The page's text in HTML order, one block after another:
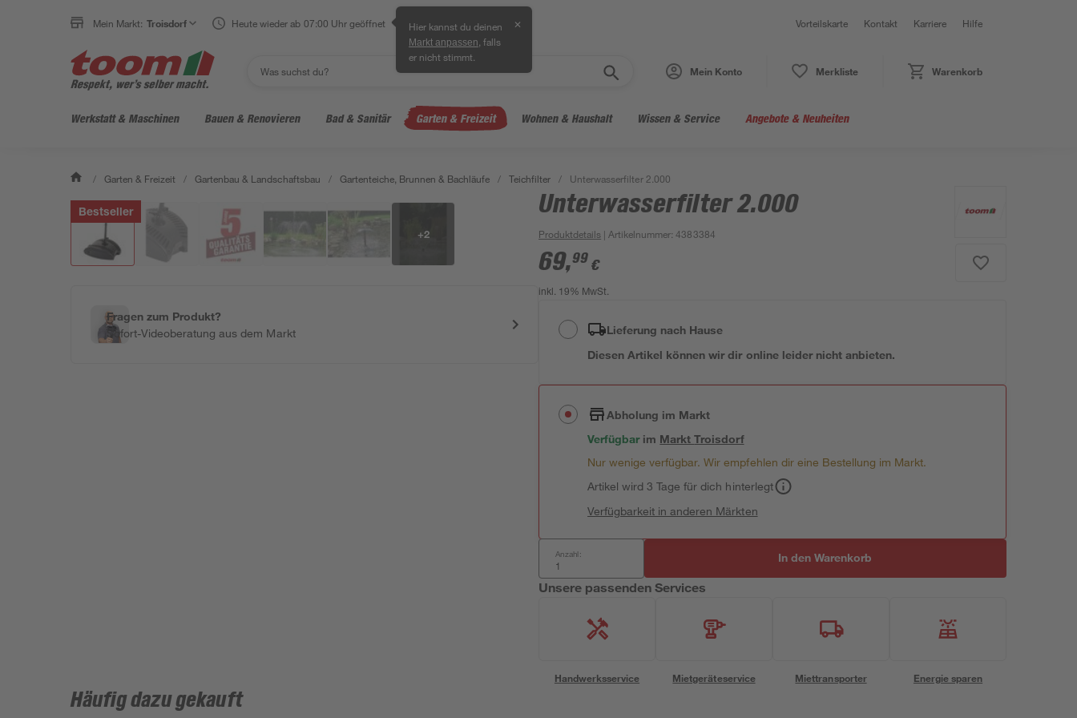
Mein Markt: Troisdorf Heute wieder ab 07:00 Uhr geöffnet Hier kannst du deinen
Markt anpassen , falls
er nicht stimmt.
✕ Vorteilskarte Kontakt Karriere Hilfe
Mein Konto Merkliste Warenkorb
Werkstatt & Maschinen Bauen & Renovieren Bad & Sanitär Garten & Freizeit Wohnen & Haushalt Wissen & Service Angebote & Neuheiten
/ Garten & Freizeit / Gartenbau & Landschaftsbau / Gartenteiche, Brunnen & Bachläufe / Teichfilter / Unterwasserfilter 2.000
Bestseller
+2
Fragen zum Produkt?
Sofort-Videoberatung aus dem Markt
Unterwasserfilter 2.000
Produktdetails | Artikelnummer:4383384
69,99 €
inkl. 19% MwSt.
Lieferung nach Hause
Diesen Artikel können wir dir online leider nicht anbieten.
Abholung im Markt
Verfügbar im MarktTroisdorf
Nur wenige verfügbar. Wir empfehlen dir eine Bestellung im Markt.
Artikel wird 3 Tage für dich hinterlegt
Verfügbarkeit in anderen Märkten
Anzahl: In den Warenkorb
Unsere passenden Services
Handwerksservice Mietgeräteservice Miettransporter Energie sparen
Häufig dazu gekauft